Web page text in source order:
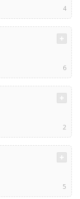
4
6
2
5